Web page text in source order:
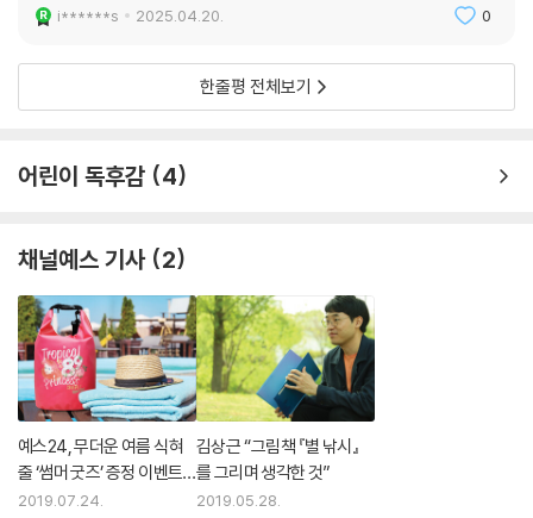
i******s 2025.04.20. 0
한줄평 전체보기
어린이 독후감 4
채널예스 기사 2
예스24, 무더운 여름 식혀
줄 ‘썸머 굿즈’ 증정 이벤트
선보여
2019.07.24.
김상근 “그림책 『별 낚시』
를 그리며 생각한 것”
2019.05.28.